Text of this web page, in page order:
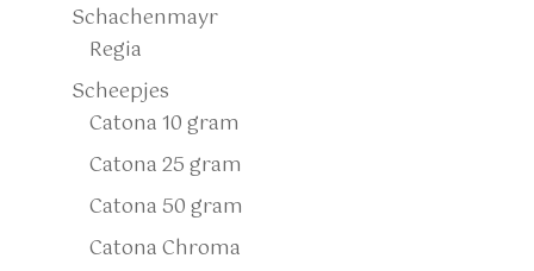
Schachenmayr
Regia
Scheepjes
Catona 10 gram
Catona 25 gram
Catona 50 gram
Catona Chroma